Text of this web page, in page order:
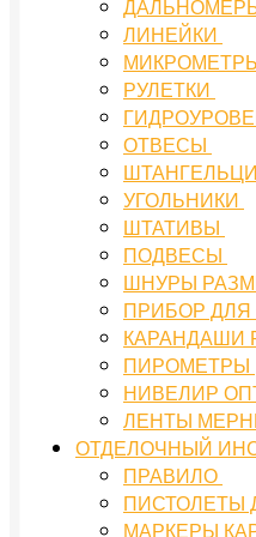
ЛИНЕЙКИ
РУЛЕТКИ
ОТВЕСЫ
УГОЛЬНИКИ
ШТАТИВЫ
ПОДВЕСЫ
ШНУРЫ
ПРИБОР
КАРАНДАШИ
ПИРОМЕТРЫ
НИВЕЛИР
ЛЕНТЫ
ОТДЕЛОЧНЫЙ
ПРАВИЛО
ПИСТОЛЕТЫ
МАРКЕРЫ